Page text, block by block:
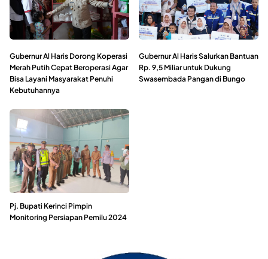
Gubernur Al Haris Dorong Koperasi
Merah Putih Cepat Beroperasi Agar
Bisa Layani Masyarakat Penuhi
Kebutuhannya
Gubernur Al Haris Salurkan Bantuan
Rp. 9,5 Miliar untuk Dukung
Swasembada Pangan di Bungo
Pj. Bupati Kerinci Pimpin
Monitoring Persiapan Pemilu 2024